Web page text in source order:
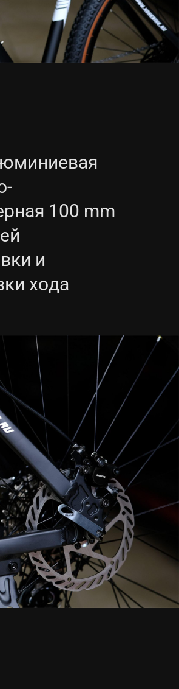
100 mm
и
хода